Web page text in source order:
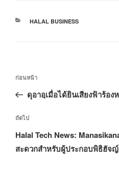
หมวด
HALAL BUSINESS
เมนู
นำทาง
เรื่อง
ก่อน
ก่อนหน้า
ดุอาอฺเมื่อได้ยินเสียงฟ้าร้อง
เรื่อง
ถัด
ไป
ถัดไป
Halal Tech News:
สะดวกสำหรับผู้ประกอบพิธิฮัจ